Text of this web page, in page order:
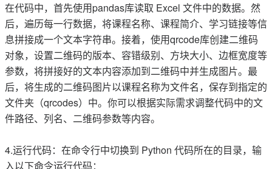
在代码中，首先使用pandas库读取 Excel 文件中的数据。然
后，遍历每一行数据，将课程名称、课程简介、学习链接等信
息拼接成一个文本字符串。接着，使用qrcode库创建二维码
对象，设置二维码的版本、容错级别、方块大小、边框宽度等
参数，将拼接好的文本内容添加到二维码中并生成图片。最
后，将生成的二维码图片以课程名称为文件名，保存到指定的
文件夹（qrcodes）中。你可以根据实际需求调整代码中的文
件路径、列名、二维码参数等内容。
4.运行代码：在命令行中切换到 Python 代码所在的目录，输
入以下命令运行代码：